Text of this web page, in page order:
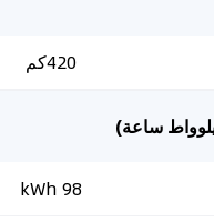
420كم
ساعة)
98 kWh